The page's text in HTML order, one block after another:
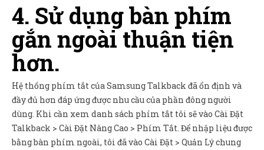
4. Sử dụng bàn phím
gắn ngoài thuận tiện
hơn.
Hệ thống phím tắt của Samsung Talkback đã ổn định và
đầy đủ hơn đáp ứng được nhu cầu của phần đông người
dùng. Khi cần xem danh sách phím tắt tôi sẽ vào Cài Đặt
Talkback > Cài Đặt Nâng Cao > Phím Tắt. Để nhập liệu được
bằng bàn phím ngoài, tôi đã vào Cài Đặt > Quản Lý chung